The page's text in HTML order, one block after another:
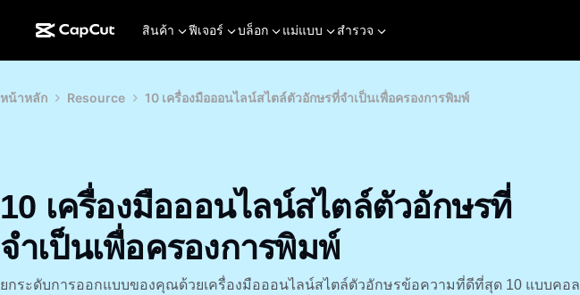
สินค้า ฟีเจอร์ บล็อก แม่แบบ สำรวจ
หน้าหลัก Resource 10 เครื่องมือออนไลน์สไตล์ตัวอักษรที่จำเป็นเพื่อครองการพิมพ์
10 เครื่องมือออนไลน์สไตล์ตัวอักษรที่
จำเป็นเพื่อครองการพิมพ์
ยกระดับการออกแบบของคุณด้วยเครื่องมือออนไลน์สไตล์ตัวอักษรข้อความที่ดีที่สุด 10 แบบคอล